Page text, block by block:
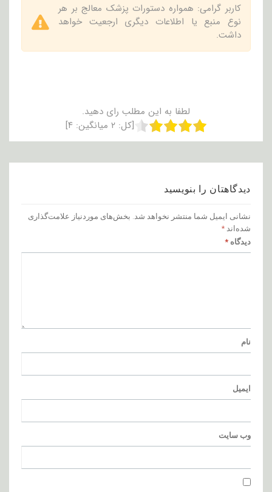
کاربر گرامی: همواره دستورات پزشک معالج بر هر
نوع منبع یا اطلاعات دیگری ارجعیت خواهد
داشت.
لطفا به این مطلب رای دهید.
[کل:۲ میانگین: ۴]
دیدگاهتان را بنویسید
نشانی ایمیل شما منتشر نخواهد شد. بخش‌های موردنیاز علامت‌گذاری
شده‌اند *
دیدگاه *
نام
ایمیل
وب‌ سایت